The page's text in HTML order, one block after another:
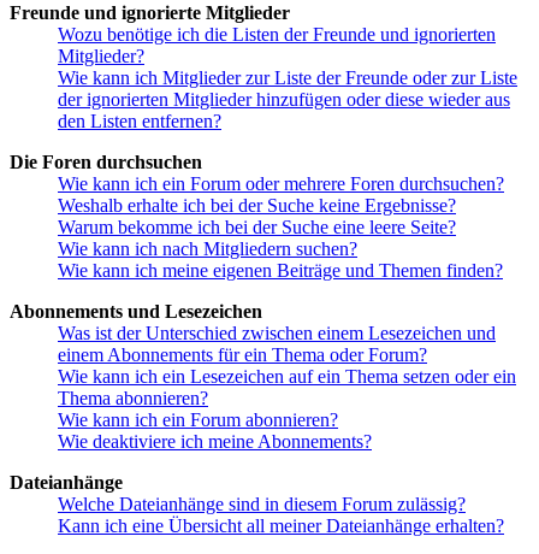
Freunde und ignorierte Mitglieder
Wozu benötige ich die Listen der Freunde und ignorierten
Mitglieder?
Wie kann ich Mitglieder zur Liste der Freunde oder zur Liste
der ignorierten Mitglieder hinzufügen oder diese wieder aus
den Listen entfernen?
Die Foren durchsuchen
Wie kann ich ein Forum oder mehrere Foren durchsuchen?
Weshalb erhalte ich bei der Suche keine Ergebnisse?
Warum bekomme ich bei der Suche eine leere Seite?
Wie kann ich nach Mitgliedern suchen?
Wie kann ich meine eigenen Beiträge und Themen finden?
Abonnements und Lesezeichen
Was ist der Unterschied zwischen einem Lesezeichen und
einem Abonnements für ein Thema oder Forum?
Wie kann ich ein Lesezeichen auf ein Thema setzen oder ein
Thema abonnieren?
Wie kann ich ein Forum abonnieren?
Wie deaktiviere ich meine Abonnements?
Dateianhänge
Welche Dateianhänge sind in diesem Forum zulässig?
Kann ich eine Übersicht all meiner Dateianhänge erhalten?